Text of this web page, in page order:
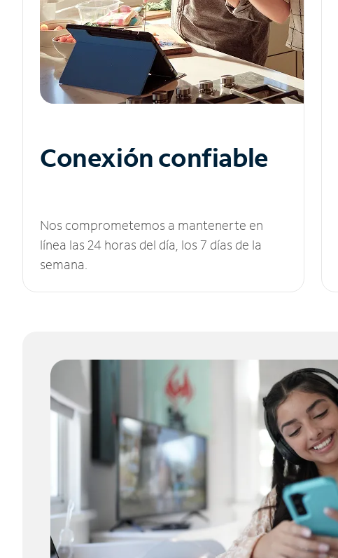
Conexión confiable
Nos comprometemos a mantenerte en
línea las 24 horas del día, los 7 días de la
semana.